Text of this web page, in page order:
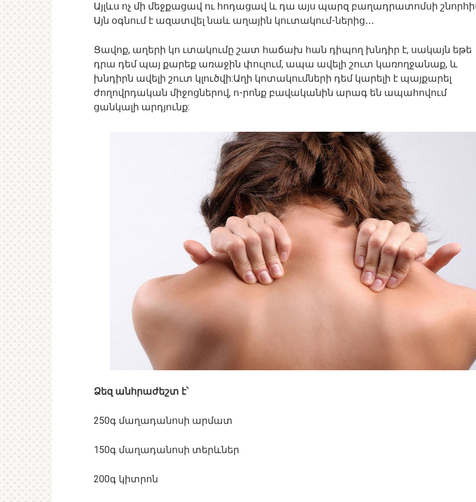
Այլևս ոչ մի մեջքացավ ու հոդացավ և դա այս պարզ բաղադրատոմսի
Այն օգնում է ազատվել նաև աղային կուտակում-ներից․․․
Ցավոք, աղերի կո ւտակումը շատ հաճախ հան դիպող խնդիր է, սակայն եթե
դրա դեմ պայ քարեք առաջին փուլում, ապա ավելի շուտ կառողջանաք, և
խնդիրն ավելի շուտ կլուծվի:Աղի կոտակումների դեմ կարելի է պայքարել
ժողովրդական միջոցներով, ո-րոնք բավականին արագ են ապահովում
ցանկալի արդյունք:
Ձեզ անհրաժեշտ է՝
250գ մաղադանոսի արմատ
150գ մաղադանոսի տերևներ
200գ կիտրոն